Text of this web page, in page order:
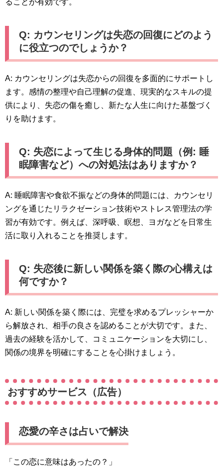
Q: カウンセリングは失恋の回復にどのよう
に役立つのでしょうか？
A: カウンセリングは失恋からの回復を多面的にサポートし
ます。感情の整理や自己理解の促進、現実的なスキルの提
供により、失恋の傷を癒し、新たな人生に向けた基盤づく
りを助けます。
Q: 失恋によって生じる身体的問題（例: 睡
眠障害など）への対処法はありますか？
A: 睡眠障害や食欲不振などの身体的問題には、カウンセリ
ングを通じたリラクゼーション技術やストレス管理法の学
習が有効です。例えば、深呼吸、瞑想、ヨガなどを日常生
活に取り入れることを推奨します。
Q: 失恋後に新しい関係を築く際の心構えは
何ですか？
A: 新しい関係を築く際には、完璧を求めるプレッシャーか
ら解放され、相手の良さを認めることが大切です。また、
過去の経験を活かして、コミュニケーションを大切にし、
関係の境界を明確にすることを心掛けましょう。
おすすめサービス（広告）
恋愛の辛さは占いで解決
「この恋に意味はあったの？」